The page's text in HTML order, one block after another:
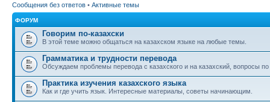
Сообщения без ответов • Активные темы
ФОРУМ
Говорим по-казахски
В этой теме можно общаться на казахском языке на любые темы.
Грамматика и трудности перевода
Обсуждаем проблемы перевода с казахского и на казахский, вопросы
Практика изучения казахского языка
Как и где учить язык. Интересные материалы, советы начинающим.